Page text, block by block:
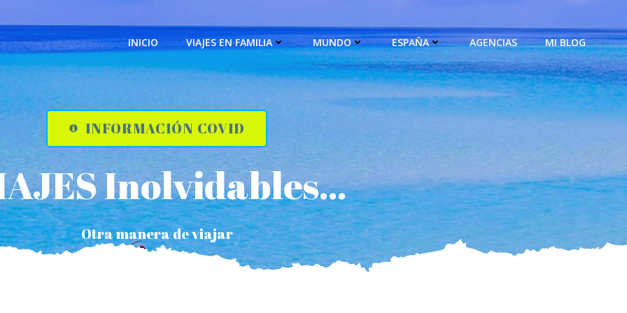
INICIO VIAJES EN FAMILIA MUNDO ESPAÑA AGENCIAS MI BLOG
INFORMACIÓN COVID
Inolvidables...
Otra manera de viajar